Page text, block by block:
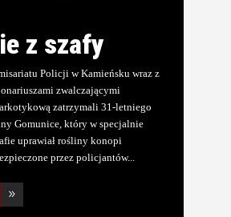
z szafy
Policji w Kamieńsku wraz z
zwalczającymi
zatrzymali 31-letniego
Gomunice, który w specjalnie
uprawiał rośliny konopi
przez policjantów